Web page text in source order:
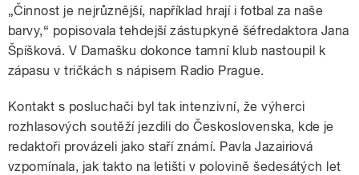
„Činnost je nejrůznější, například hrají i fotbal za naše
barvy,“ popisovala tehdejší zástupkyně šéfredaktora Jana
Špíšková. V Damašku dokonce tamní klub nastoupil k
zápasu v tričkách s nápisem Radio Prague.
Kontakt s posluchači byl tak intenzivní, že výherci
rozhlasových soutěží jezdili do Československa, kde je
redaktoři provázeli jako staří známí. Pavla Jazairiová
vzpomínala, jak takto na letišti v polovině šedesátých let